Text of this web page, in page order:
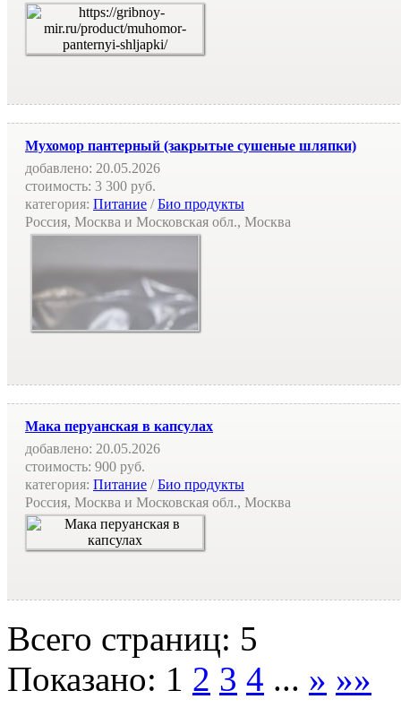
Мухомор пантерный (закрытые сушеные шляпки)
добавлено: 20.05.2026
стоимость: 3 300 руб.
категория: Питание /Био продукты
Россия, Москва и Московская обл., Москва
Мака перуанская в капсулах
добавлено: 20.05.2026
стоимость: 900 руб.
категория: Питание /Био продукты
Россия, Москва и Московская обл., Москва
Всего страниц: 5
Показано: 1 2 3 4 ... » »»